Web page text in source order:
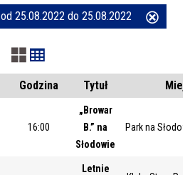
od 25.08.2022 do 25.08.2022
Godzina Tytuł
16:00
„Browar
B.” na
Słodowie
Park na
Letnie